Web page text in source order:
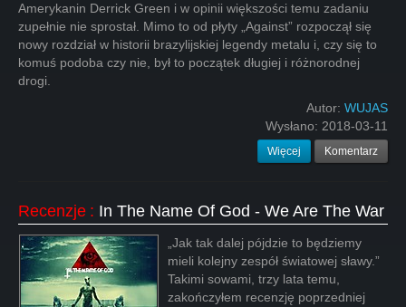
Amerykanin Derrick Green i w opinii większości temu zadaniu
zupełnie nie sprostał. Mimo to od płyty „Against” rozpoczął się
nowy rozdział w historii brazylijskiej legendy metalu i, czy się to
komuś podoba czy nie, był to początek długiej i różnorodnej
drogi.
Autor: WUJAS
Wysłano: 2018-03-11
Więcej Komentarz
Recenzje : In The Name Of God - We Are The War
„Jak tak dalej pójdzie to będziemy
mieli kolejny zespół światowej sławy.”
Takimi sowami, trzy lata temu,
zakończyłem recenzję poprzedniej